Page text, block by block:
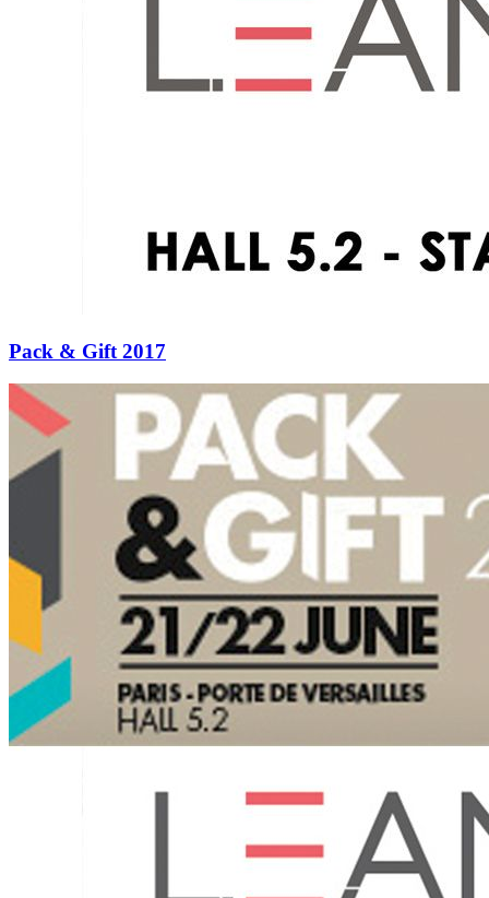
Pack & Gift 2017